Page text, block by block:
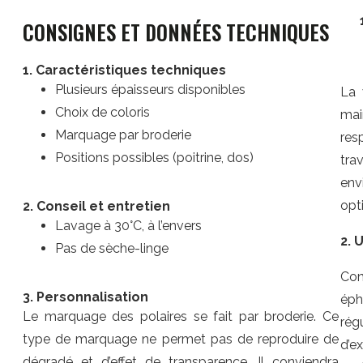
CONSIGNES ET DONNÉES TECHNIQUES
1. Caractéristiques techniques
Plusieurs épaisseurs disponibles
Choix de coloris
Marquage par broderie
Positions possibles (poitrine, dos)
2. Conseil et entretien
Lavage à 30°C, à l’envers
Pas de sèche-linge
3. Personnalisation
Le marquage des polaires se fait par broderie. Ce
type de marquage ne permet pas de reproduire de
La
2.